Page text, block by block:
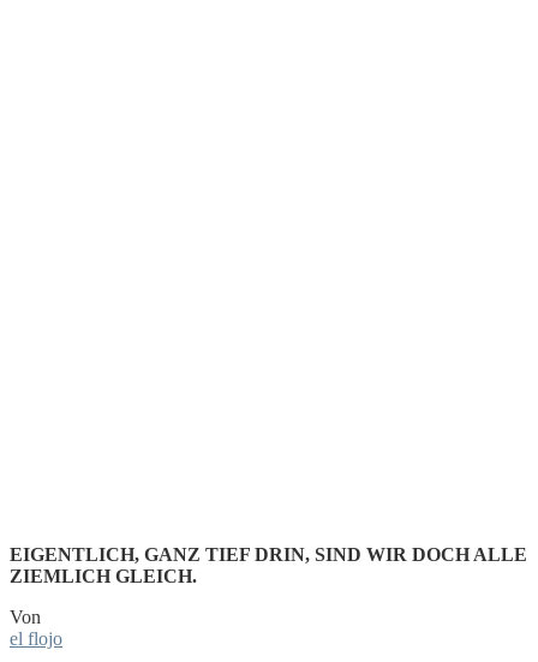
EIGENTLICH, GANZ TIEF DRIN, SIND WIR DOCH ALLE
ZIEMLICH GLEICH.
Von
el flojo